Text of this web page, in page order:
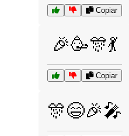
Copiar
🎉🥳🎊💃
Copiar
🎊😄🎉🎤